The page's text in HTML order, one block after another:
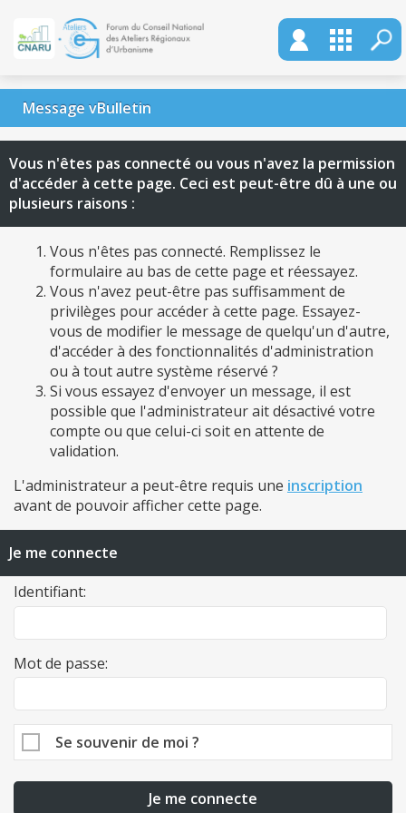
Message vBulletin
Vous n'êtes pas connecté ou vous n'avez la permission
d'accéder à cette page. Ceci est peut-être dû à une ou
plusieurs raisons :
Vous n'êtes pas connecté. Remplissez le
formulaire au bas de cette page et réessayez.
Vous n'avez peut-être pas suffisamment de
privilèges pour accéder à cette page. Essayez-
vous de modifier le message de quelqu'un d'autre,
d'accéder à des fonctionnalités d'administration
ou à tout autre système réservé ?
Si vous essayez d'envoyer un message, il est
possible que l'administrateur ait désactivé votre
compte ou que celui-ci soit en attente de
validation.
L'administrateur a peut-être requis une inscription
avant de pouvoir afficher cette page.
Je me connecte
Identifiant:
Mot de passe:
Se souvenir de moi ?
Je me connecte